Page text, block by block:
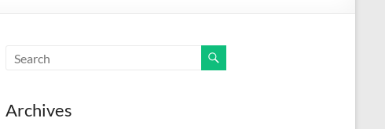
Archives